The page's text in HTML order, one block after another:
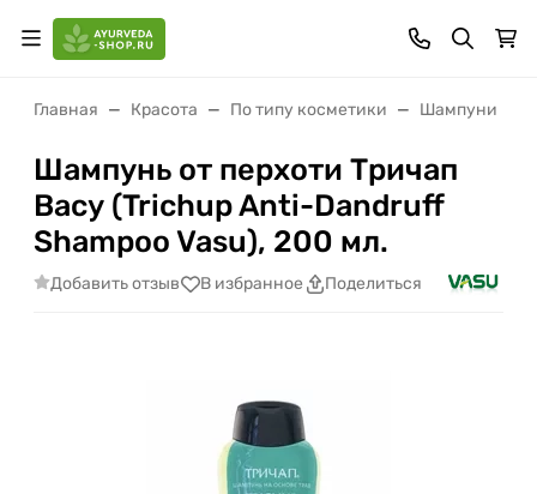
Главная Красота По типу косметики Шампуни
Шампунь от перхоти Тричап
Васу (Trichup Anti-Dandruff
Shampoo Vasu), 200 мл.
Добавить отзыв В избранное Поделиться